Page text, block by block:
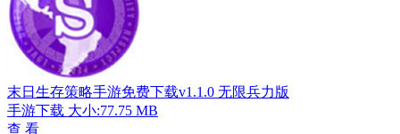
末日生存策略手游免费下载v1.1.0 无限兵力版
手游下载 大小:77.75 MB
查 看